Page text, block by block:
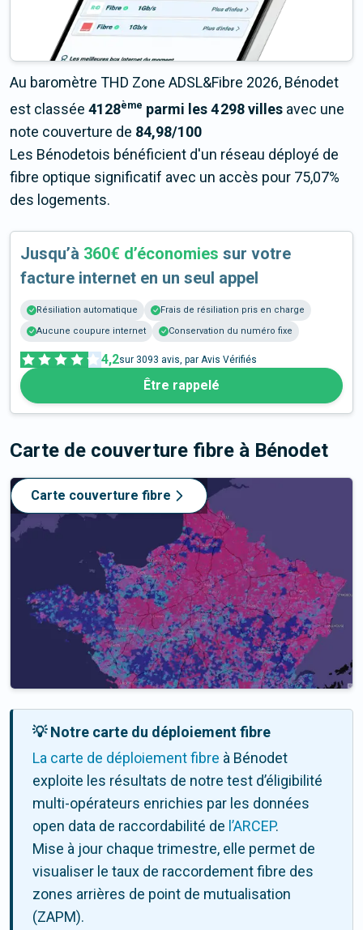
Au baromètre THD Zone ADSL&Fibre 2026, Bénodet
est classée 4128ème parmi les 4 298 villes avec une
note couverture de 84,98/100
Les Bénodetois bénéficient d'un réseau déployé de
fibre optique significatif avec un accès pour 75,07%
des logements.
Jusqu’à 360€ d’économies sur votre
facture internet en un seul appel
Résiliation automatique
Frais de résiliation pris en charge
Aucune coupure internet
Conservation du numéro fixe
4,2sur 3093 avis, par Avis Vérifiés
Être rappelé
Carte de couverture fibre à Bénodet
Carte couverture fibre
💡 Notre carte du déploiement fibre
La carte de déploiement fibre à Bénodet
exploite les résultats de notre test d’éligibilité
multi-opérateurs enrichies par les données
open data de raccordabilité de l’ARCEP.
Mise à jour chaque trimestre, elle permet de
visualiser le taux de raccordement fibre des
zones arrières de point de mutualisation
(ZAPM).